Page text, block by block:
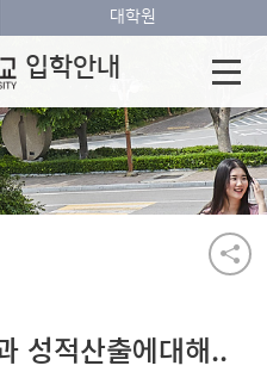
입학안내
대학원
성적산출에대해..